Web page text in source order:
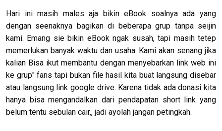
Hari ini masih males aja bikin eBook soalnya ada yang
dengan seenaknya bagikan di beberapa grup tanpa seijin
kami. Emang sie bikin eBook ngak susah, tapi masih tetep
memerlukan banyak waktu dan usaha. Kami akan senang jika
kalian Bisa ikut membantu dengan menyebarkan link web ini
ke grup" fans tapi bukan file hasil kita buat langsung disebar
atau langsung link google drive. Karena tidak ada donasi kita
hanya bisa mengandalkan dari pendapatan short link yang
belum tentu sebulan cair,, jadi ayolah jangan petingkah.